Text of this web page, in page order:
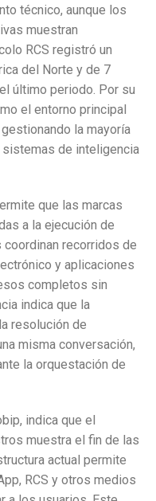
técnico, aunque los
muestran
RCS registró un
del Norte y de 7
último periodo. Por su
el entorno principal
la mayoría
de inteligencia
que las marcas
a la ejecución de
recorridos de
y aplicaciones
completos sin
indica que la
resolución de
misma conversación,
la orquestación de
indica que el
muestra el fin de las
actual permite
RCS y otros medios